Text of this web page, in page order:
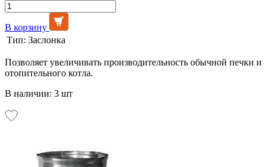
В корзину
Тип: Заслонка
Позволяет увеличивать производительность обычной печки и
отопительного котла.
В наличии: 3 шт